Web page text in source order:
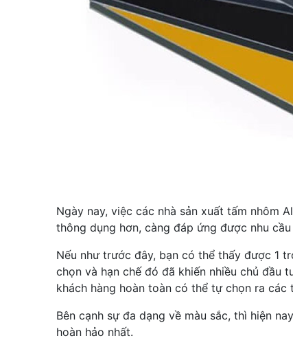
Ngày nay, việc các nhà sản xuất tấm nhôm
thông dụng hơn, càng đáp ứng được nhu
Nếu như trước đây, bạn có thể thấy được 1
chọn và hạn chế đó đã khiến nhiều chủ đầu
khách hàng hoàn toàn có thể tự chọn ra
Bên cạnh sự đa dạng về màu sắc, thì hiện
hoàn hảo nhất.